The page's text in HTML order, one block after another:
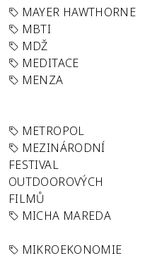
MAYER HAWTHORNE
MBTI
MDŽ
MEDITACE
MENZA
METROPOL
MEZINÁRODNÍ
FESTIVAL
OUTDOOROVÝCH
FILMŮ
MICHA MAREDA
MIKROEKONOMIE